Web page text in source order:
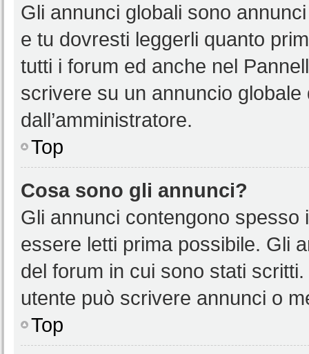
Gli annunci globali sono
e tu dovresti leggerli quanto
tutti i forum ed anche nel
scrivere su un annuncio
dall’amministratore.
Top
Cosa sono gli annunci?
Gli annunci contengono
essere letti prima possibile. Gli
del forum in cui sono stati
utente può scrivere annunci o
Top